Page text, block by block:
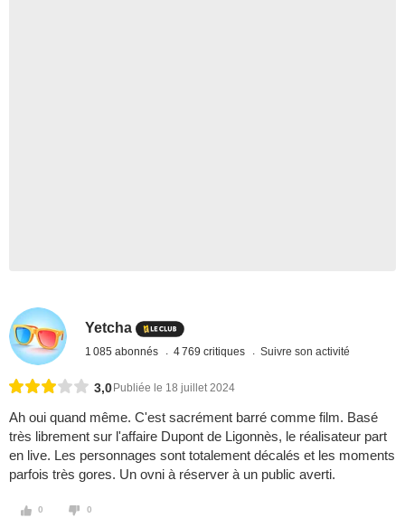
Yetcha
1 085 abonnés 4 769 critiques Suivre son activité
3,0 Publiée le 18 juillet 2024
Ah oui quand même. C'est sacrément barré comme film. Basé
très librement sur l'affaire Dupont de Ligonnès, le réalisateur part
en live. Les personnages sont totalement décalés et les moments
parfois très gores. Un ovni à réserver à un public averti.
0 0